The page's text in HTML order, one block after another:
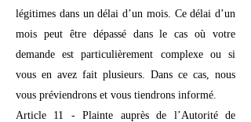
légitimes dans un délai d’un mois. Ce délai d’un
mois peut être dépassé dans le cas où votre
demande est particulièrement complexe ou si
vous en avez fait plusieurs. Dans ce cas, nous
vous préviendrons et vous tiendrons informé.
Article 11 - Plainte auprès de l’Autorité de